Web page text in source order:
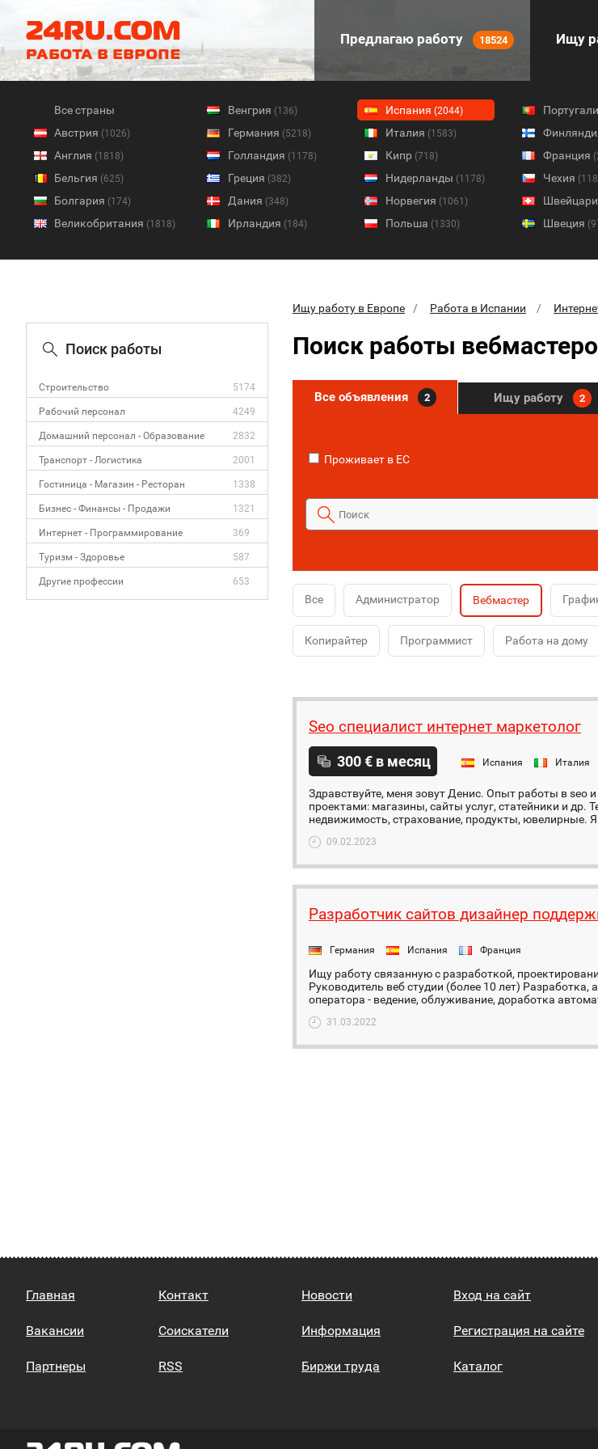
Предлагаю работу 18524 Ищу
Все страны
Австрия (1026)
Англия (1818)
Бельгия (625)
Болгария (174)
Великобритания (1818)
Венгрия (136)
Германия (5218)
Голландия (1178)
Греция (382)
Дания (348)
Ирландия (184)
Испания (2044)
Италия (1583)
Кипр (718)
Нидерланды (1178)
Норвегия (1061)
Польша (1330)
Франция
Чехия
Швеция
Поиск работы
Строительство 5174
Рабочий персонал 4249
Домашний персонал - Образование 2832
Транспорт - Логистика 2001
Гостиница - Магазин - Ресторан 1338
Бизнес - Финансы - Продажи 1321
Интернет - Программирование 369
Туризм - Здоровье 587
Другие профессии 653
Ищу работу в Европе Работа в Испании
Поиск работы
Все объявления 2 Ищу работу 2
Проживает в ЕС
Все Администратор Вебмастер
Копирайтер Программист Работа на дому
Seo специалист интернет маркетолог
300 € в месяц Испания Италия
Здравствуйте, меня зовут Денис. Опыт работы в seo
проектами: магазины, сайты услуг, статейники и др.
недвижимость, страхование, продукты, ювелирные.
09.02.2023
Разработчик сайтов дизайнер
Германия Испания Франция
Ищу работу связанную с разработкой,
Руководитель веб студии (более 10 лет)
оператора - ведение, облуживание, доработка
31.03.2022
Главная
Вакансии
Партнеры
Контакт
Соискатели
RSS
Новости
Информация
Биржи труда
Вход на сайт
Регистрация на сайте
Каталог